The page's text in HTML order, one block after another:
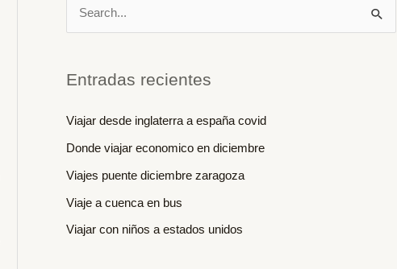
c
r
p
o
r
Entradas recientes
Viajar desde inglaterra a españa covid
Donde viajar economico en diciembre
Viajes puente diciembre zaragoza
Viaje a cuenca en bus
Viajar con niños a estados unidos